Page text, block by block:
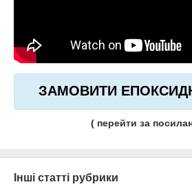
ЗАМОВИТИ
( перейти за
Інші статті рубрики